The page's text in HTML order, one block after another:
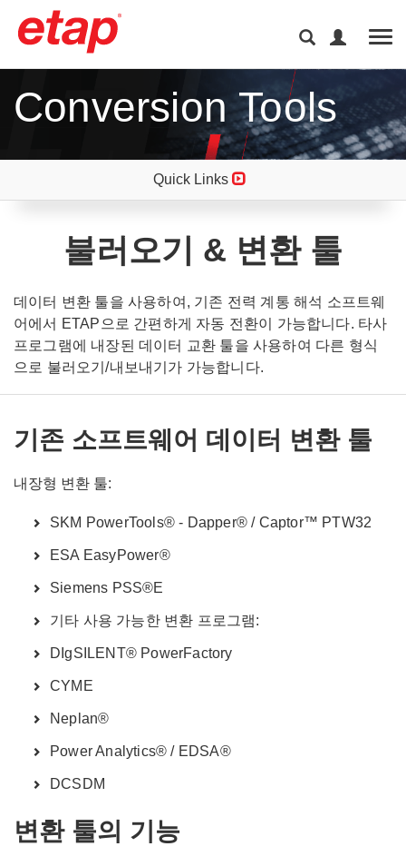
Conversion Tools
Quick Links
불러오기 & 변환 툴
데이터 변환 툴을 사용하여, 기존 전력 계통 해석 소프트웨
어에서 ETAP으로 간편하게 자동 전환이 가능합니다. 타사
프로그램에 내장된 데이터 교환 툴을 사용하여 다른 형식
으로 불러오기/내보내기가 가능합니다.
기존 소프트웨어 데이터 변환 툴
내장형 변환 툴:
SKM PowerTools® - Dapper® / Captor™ PTW32
ESA EasyPower®
Siemens PSS®E
기타 사용 가능한 변환 프로그램:
DIgSILENT® PowerFactory
CYME
Neplan®
Power Analytics® / EDSA®
DCSDM
변환 툴의 기능